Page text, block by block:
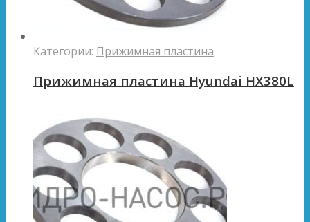
Категории: Прижимная пластина
Прижимная пластина Hyundai HX380L